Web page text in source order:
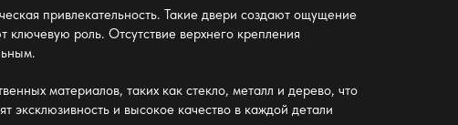
привлекательность. Такие двери создают ощущение
роль. Отсутствие верхнего крепления
материалов, таких как стекло, металл и дерево, что
и высокое качество в каждой детали